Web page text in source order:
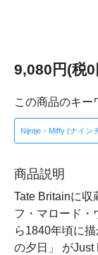
9,080円(税0
この商品のキー
Nijntje・Miffy (ナイン
商品説明
Tate Britainに収
フ・マロード・
ら1840年頃に
の夕日」 がJust